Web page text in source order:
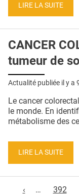
LIRE LA SUITE
CANCER
tumeur de
Actualité publiée il y a
Le cancer
le monde. En
métabolisme des
LIRE LA SUITE
‹
… 392